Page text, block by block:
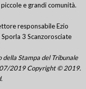
e grandi comunità.
responsabile Ezio
3 Scanzorosciate
Stampa del Tribunale
2019 Copyright © 2019.